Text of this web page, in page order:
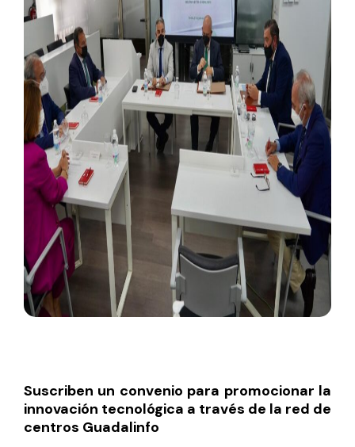
Suscriben un convenio para promocionar la
innovación tecnológica a través de la red de
centros Guadalinfo